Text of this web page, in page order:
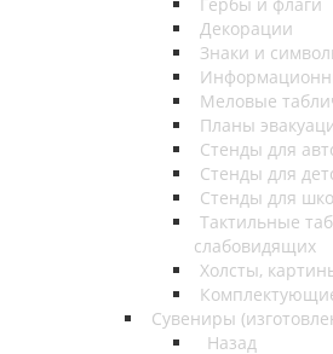
Декорации
Знаки и
Меловые
Планы
Стенды для
Стенды для
Стенды для
Тактильные
слабовидящих
Холсты,
Сувениры
Назад